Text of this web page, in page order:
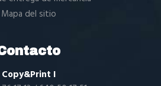
Mapa del sitio
Copy&Print I